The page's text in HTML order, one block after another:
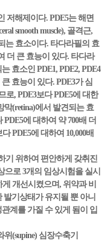
저해제이다. PDE5는 해면
smooth muscle), 골격근,
는 효소이다. 타다라필의 효
더 큰 효능이 있다. 타다라
효소인 PDE1, PDE2, PDE4
효능이 있다. PDE3가 심
로, PDE3보다 PDE5에 대한
막(retina)에서 발견되는 효
에 대하여 약 700배 더
PDE5에 대하여 10,000배
기 위하여 편안하게 갖취진
으로 3개의 임상시험을 실시
개선시켰으며, 위약과 비
기상태가 유지될 뿐 아니
계를 가질 수 있게 됨이 입
(supine) 심장수축기